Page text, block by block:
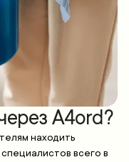
A4ord?
находить
всего в